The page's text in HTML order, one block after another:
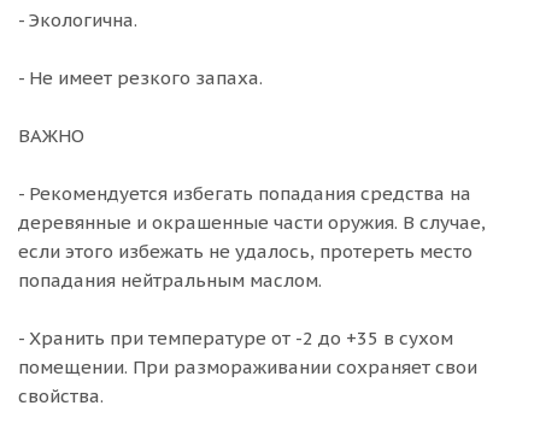
- Экологична.
- Не имеет резкого запаха.
ВАЖНО
- Рекомендуется избегать попадания средства на
деревянные и окрашенные части оружия. В случае,
если этого избежать не удалось, протереть место
попадания нейтральным маслом.
- Хранить при температуре от -2 до +35 в сухом
помещении. При размораживании сохраняет свои
свойства.